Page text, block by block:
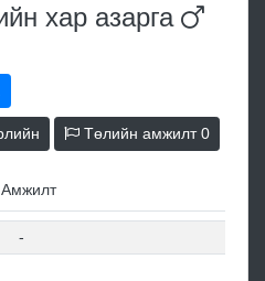
хар азарга
Төлийн амжилт0
Амжилт
-